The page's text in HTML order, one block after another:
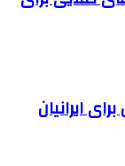
ایرانیان